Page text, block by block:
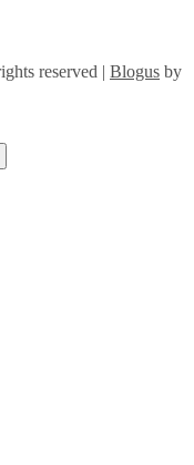
reserved | Blogus by